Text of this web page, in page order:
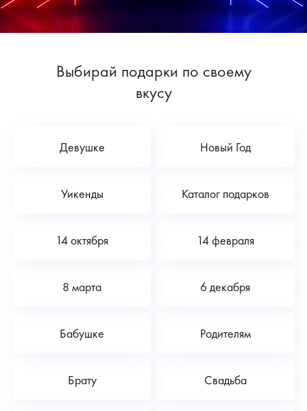
Выбирай подарки по своему
вкусу
Девушке Новый Год
Уикенды Каталог подарков
14 октября 14 февраля
8 марта 6 декабря
Бабушке Родителям
Брату Свадьба